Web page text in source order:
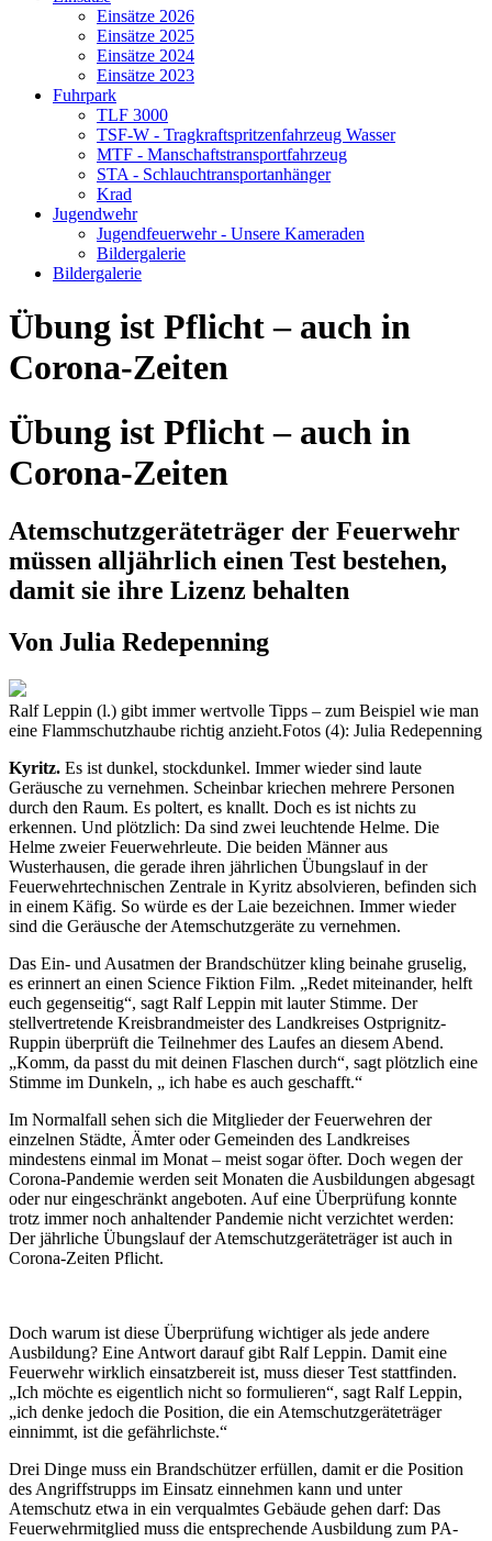
Einsätze 2026
Einsätze 2025
Einsätze 2024
Einsätze 2023
Fuhrpark
TLF 3000
TSF-W - Tragkraftspritzenfahrzeug Wasser
MTF - Manschaftstransportfahrzeug
STA - Schlauchtransportanhänger
Krad
Jugendwehr
Jugendfeuerwehr - Unsere Kameraden
Bildergalerie
Bildergalerie
Übung ist Pflicht – auch in
Corona-Zeiten
Übung ist Pflicht – auch in
Corona-Zeiten
Atemschutzgeräteträger der Feuerwehr
müssen alljährlich einen Test bestehen,
damit sie ihre Lizenz behalten
Von Julia Redepenning
Ralf Leppin (l.) gibt immer wertvolle Tipps – zum Beispiel wie man
eine Flammschutzhaube richtig anzieht.Fotos (4): Julia Redepenning
Kyritz. Es ist dunkel, stockdunkel. Immer wieder sind laute
Geräusche zu vernehmen. Scheinbar kriechen mehrere Personen
durch den Raum. Es poltert, es knallt. Doch es ist nichts zu
erkennen. Und plötzlich: Da sind zwei leuchtende Helme. Die
Helme zweier Feuerwehrleute. Die beiden Männer aus
Wusterhausen, die gerade ihren jährlichen Übungslauf in der
Feuerwehrtechnischen Zentrale in Kyritz absolvieren, befinden sich
in einem Käfig. So würde es der Laie bezeichnen. Immer wieder
sind die Geräusche der Atemschutzgeräte zu vernehmen.
Das Ein- und Ausatmen der Brandschützer kling beinahe gruselig,
es erinnert an einen Science Fiktion Film. „Redet miteinander, helft
euch gegenseitig“, sagt Ralf Leppin mit lauter Stimme. Der
stellvertretende Kreisbrandmeister des Landkreises Ostprignitz-
Ruppin überprüft die Teilnehmer des Laufes an diesem Abend.
„Komm, da passt du mit deinen Flaschen durch“, sagt plötzlich eine
Stimme im Dunkeln, „ ich habe es auch geschafft.“
Im Normalfall sehen sich die Mitglieder der Feuerwehren der
einzelnen Städte, Ämter oder Gemeinden des Landkreises
mindestens einmal im Monat – meist sogar öfter. Doch wegen der
Corona-Pandemie werden seit Monaten die Ausbildungen abgesagt
oder nur eingeschränkt angeboten. Auf eine Überprüfung konnte
trotz immer noch anhaltender Pandemie nicht verzichtet werden:
Der jährliche Übungslauf der Atemschutzgeräteträger ist auch in
Corona-Zeiten Pflicht.
Doch warum ist diese Überprüfung wichtiger als jede andere
Ausbildung? Eine Antwort darauf gibt Ralf Leppin. Damit eine
Feuerwehr wirklich einsatzbereit ist, muss dieser Test stattfinden.
„Ich möchte es eigentlich nicht so formulieren“, sagt Ralf Leppin,
„ich denke jedoch die Position, die ein Atemschutzgeräteträger
einnimmt, ist die gefährlichste.“
Drei Dinge muss ein Brandschützer erfüllen, damit er die Position
des Angriffstrupps im Einsatz einnehmen kann und unter
Atemschutz etwa in ein verqualmtes Gebäude gehen darf: Das
Feuerwehrmitglied muss die entsprechende Ausbildung zum PA-